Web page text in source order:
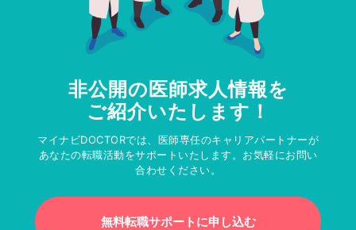
非公開の医師求人情報を
ご紹介いたします！
マイナビDOCTORでは、医師専任のキャリアパートナーが
あなたの転職活動をサポートいたします。お気軽にお問い
合わせください。
無料転職サポートに申し込む